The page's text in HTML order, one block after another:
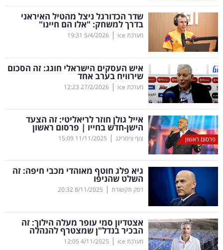
קריפטו
ויראלי
טלוויזיה
עסקי
ספורט
קריירה
ולימודים
מינויים
רייטינג
רכב
בריאות
שדר הכדורגל ניצל מהטיל האיראני
בדרך למשחק: "אלו הם חיינו"
מערכת ice |
5/4/2026
19:31
איש העסקים הישראלי חוגג: זה הסכום
שירוויח בערב אחד
מערכת ice |
27/2/2026
12:23
פרסום ראשון
אייל גולן חוזר לריאליטי: זה הצעד
הישן-חדש בחייו | פרסום ראשון
צוף צימרינג |
11/11/2025
15:09
גיא פלג חוטף מאוהדי מכבי חיפה: זה
השלט שהניפו
דסק תקשורת |
8/11/2025
20:32
אצטדיון סמי עופר מעלה הילוך: זה
הבכיר בנדל"ן שמצטרף להנהלה
מערכת ice |
4/11/2025
12:05